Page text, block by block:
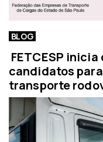
BLOG
FETCESP
candidatos
transporte